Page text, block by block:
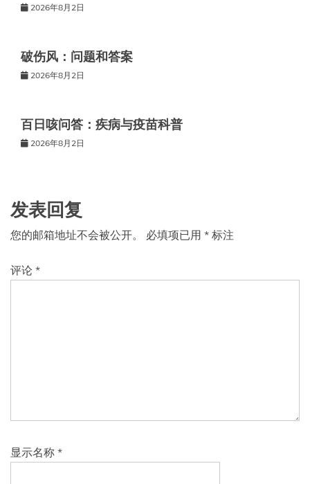
2026年8月2日
破伤风：问题和答案
2026年8月2日
百日咳问答：疾病与疫苗科普
2026年8月2日
发表回复
您的邮箱地址不会被公开。 必填项已用 * 标注
评论 *
显示名称 *